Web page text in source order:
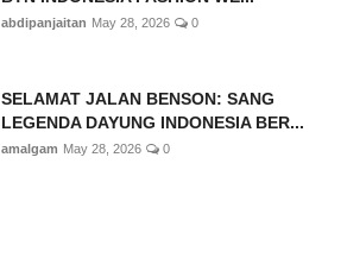
abdipanjaitan May 28, 2026 0
SELAMAT JALAN BENSON: SANG
LEGENDA DAYUNG INDONESIA BER...
amalgam May 28, 2026 0